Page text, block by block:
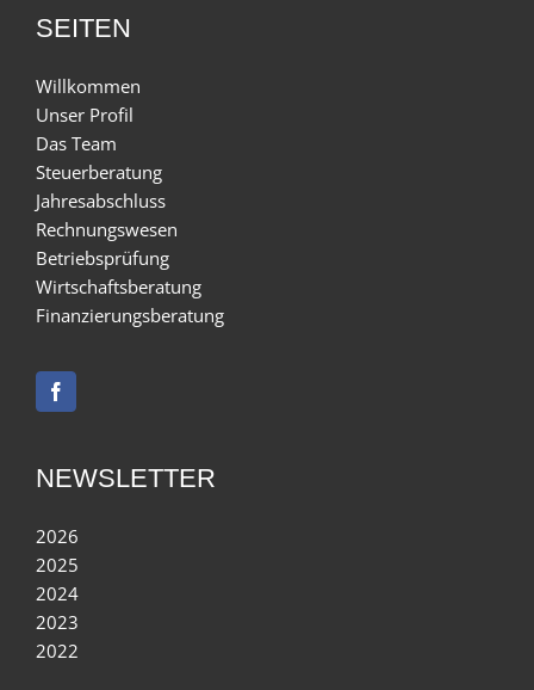
SEITEN
Willkommen
Unser Profil
Das Team
Steuerberatung
Jahresabschluss
Rechnungswesen
Betriebsprüfung
Wirtschaftsberatung
Finanzierungsberatung
NEWSLETTER
2026
2025
2024
2023
2022